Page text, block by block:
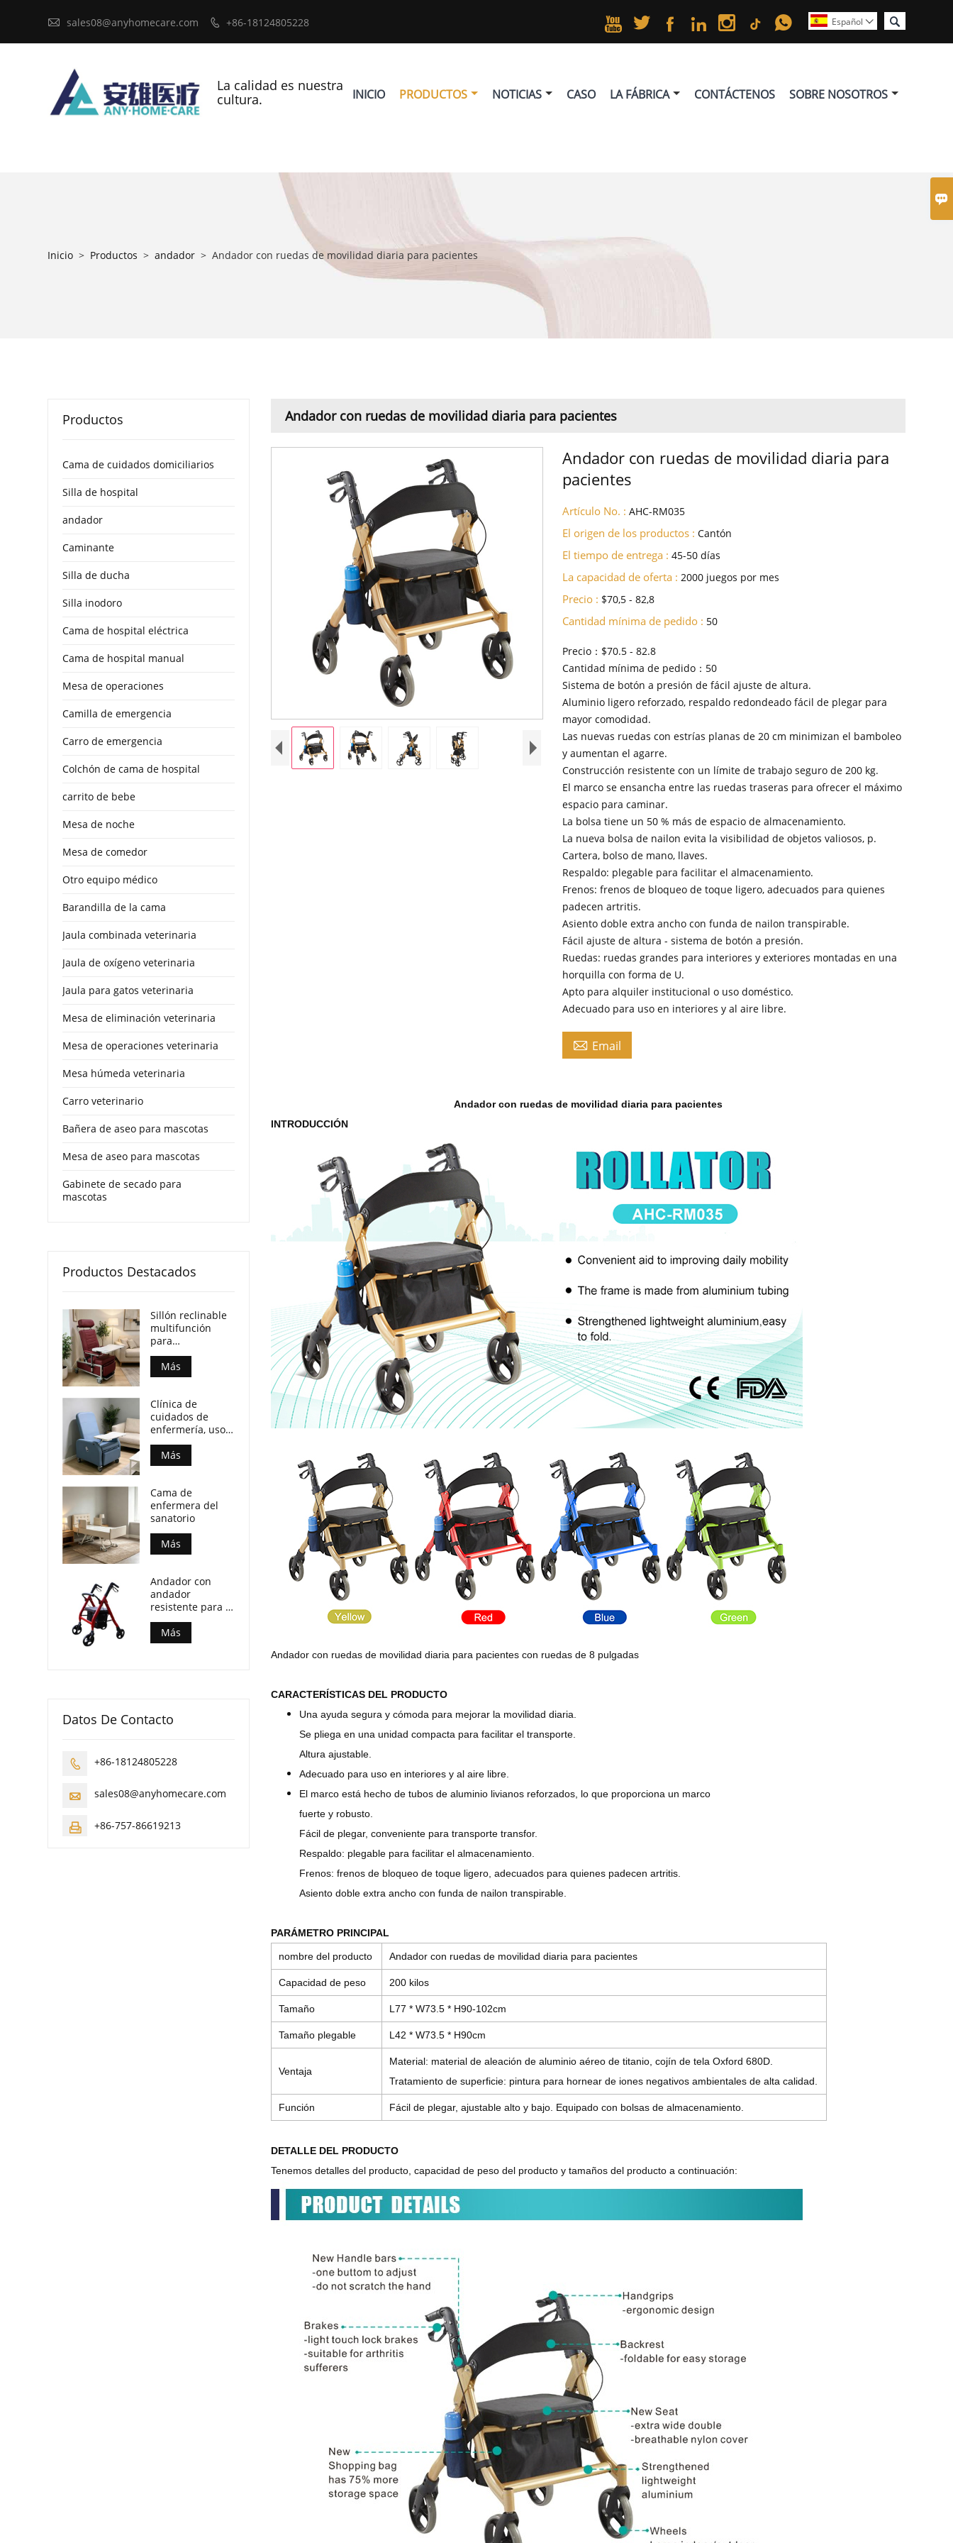

 sales08@anyhomecare.com  +86-18124805228 
Español 
     
INICIO PRODUCTOS NOTICIAS CASO LA FÁBRICA CONTÁCTENOS SOBRE NOSOTROS
La calidad es nuestra
cultura.
Inicio > Productos > andador > Andador con ruedas de movilidad diaria para pacientes
Andador con ruedas de movilidad diaria para pacientes
Andador con ruedas de movilidad diaria para
pacientes
Artículo No. : AHC-RM035
El origen de los productos : Cantón
El tiempo de entrega : 45-50 días
La capacidad de oferta : 2000 juegos por mes
Precio : $70,5 - 82,8
Cantidad mínima de pedido : 50
Precio：$70.5 - 82.8
Cantidad mínima de pedido：50
Sistema de botón a presión de fácil ajuste de altura.
Aluminio ligero reforzado, respaldo redondeado fácil de plegar para
mayor comodidad.
Las nuevas ruedas con estrías planas de 20 cm minimizan el bamboleo
y aumentan el agarre.
Construcción resistente con un límite de trabajo seguro de 200 kg.
El marco se ensancha entre las ruedas traseras para ofrecer el máximo
espacio para caminar.
La bolsa tiene un 50 % más de espacio de almacenamiento.
La nueva bolsa de nailon evita la visibilidad de objetos valiosos, p.
Cartera, bolso de mano, llaves.
Respaldo: plegable para facilitar el almacenamiento.
Frenos: frenos de bloqueo de toque ligero, adecuados para quienes
padecen artritis.
Asiento doble extra ancho con funda de nailon transpirable.
Fácil ajuste de altura - sistema de botón a presión.
Ruedas: ruedas grandes para interiores y exteriores montadas en una
horquilla con forma de U.
Apto para alquiler institucional o uso doméstico.
Adecuado para uso en interiores y al aire libre.
 Email
Andador con ruedas de movilidad diaria para pacientes
INTRODUCCIÓN
Andador con ruedas de movilidad diaria para pacientes con ruedas de 8 pulgadas
CARACTERÍSTICAS DEL PRODUCTO
Una ayuda segura y cómoda para mejorar la movilidad diaria.
Se pliega en una unidad compacta para facilitar el transporte.
Altura ajustable.
Adecuado para uso en interiores y al aire libre.
El marco está hecho de tubos de aluminio livianos reforzados, lo que proporciona un marco
fuerte y robusto.
Fácil de plegar, conveniente para transporte transfor.
Respaldo: plegable para facilitar el almacenamiento.
Frenos: frenos de bloqueo de toque ligero, adecuados para quienes padecen artritis.
Asiento doble extra ancho con funda de nailon transpirable.
PARÁMETRO PRINCIPAL
nombre del producto Andador con ruedas de movilidad diaria para pacientes
Capacidad de peso 200 kilos
Tamaño L77 * W73.5 * H90-102cm
Tamaño plegable L42 * W73.5 * H90cm
Ventaja
Material: material de aleación de aluminio aéreo de titanio, cojín de tela Oxford 680D.
Tratamiento de superficie: pintura para hornear de iones negativos ambientales de alta calidad.
Función Fácil de plegar, ajustable alto y bajo. Equipado con bolsas de almacenamiento.
DETALLE DEL PRODUCTO
Tenemos detalles del producto, capacidad de peso del producto y tamaños del producto a continuación:
Productos
Cama de cuidados domiciliarios
Silla de hospital
andador
Caminante
Silla de ducha
Silla inodoro
Cama de hospital eléctrica
Cama de hospital manual
Mesa de operaciones
Camilla de emergencia
Carro de emergencia
Colchón de cama de hospital
carrito de bebe
Mesa de noche
Mesa de comedor
Otro equipo médico
Barandilla de la cama
Jaula combinada veterinaria
Jaula de oxígeno veterinaria
Jaula para gatos veterinaria
Mesa de eliminación veterinaria
Mesa de operaciones veterinaria
Mesa húmeda veterinaria
Carro veterinario
Bañera de aseo para mascotas
Mesa de aseo para mascotas
Gabinete de secado para
mascotas
Productos Destacados
Sillón reclinable
multifunción
para
transferencia de
pacientes con
mesa frontal y
Certificado CE
ISO.
Más
Clínica de
cuidados de
enfermería, uso
para infusiones,
sillón reclinable
de hospital con
integrada, silla
móvil para
pacientes para
centro de
enfermería
Más
Cama de
enfermera del
sanatorio
Más
Andador con
andador
resistente para el
cuidado de
personas
mayores con
Más
Datos De Contacto
 +86-18124805228
 sales08@anyhomecare.com
 +86-757-86619213